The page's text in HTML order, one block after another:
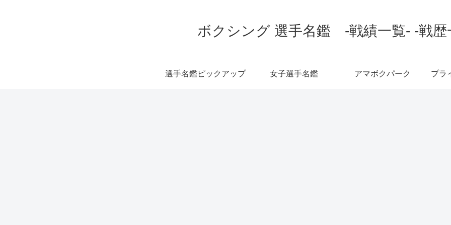
ボクシング 選手名鑑 -戦績一覧- -戦歴
選手名鑑ピックアップ 女子選手名鑑 アマボクパーク プラ